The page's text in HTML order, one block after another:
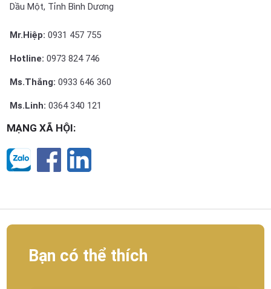
Dầu Một, Tỉnh Bình Dương
Mr.Hiệp: 0931 457 755
Hotline: 0973 824 746
Ms.Thắng: 0933 646 360
Ms.Linh: 0364 340 121
MẠNG XÃ HỘI:
Bạn có thể thích